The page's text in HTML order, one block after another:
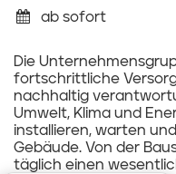
ab sofort
Die
fortschrittliche
nachhaltig
Umwelt, Klima und
installieren, warten
Gebäude. Von der
täglich einen